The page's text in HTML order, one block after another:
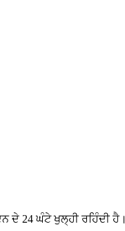
ਦੇ 24 ਘੰਟੇ ਖੁਲ੍ਹੀ ਰਹਿੰਦੀ ਹੈ।